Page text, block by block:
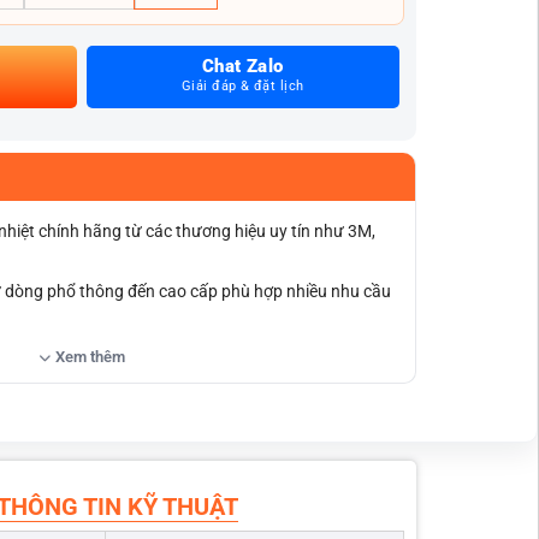
Chat Zalo
Giải đáp & đặt lịch
chính hãng từ các thương hiệu uy tín như 3M,
phổ thông đến cao cấp phù hợp nhiều nhu cầu
70 – 90%, hạn chế rõ rệt tình trạng nóng cabin
giảm tải và tiết kiệm năng lượng sử dụng
Xem thêm
TIN KỸ THUẬT